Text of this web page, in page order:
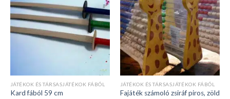
JÁTÉKOK ÉS TÁRSASJÁTÉKOK FÁBÓL
Kard fából 59 cm
JÁTÉKOK ÉS TÁRSASJÁTÉKOK FÁBÓL
Fajáték számoló zsiráf piros, zöld